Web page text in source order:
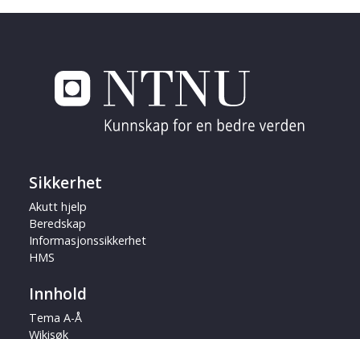
Sikkerhet
Akutt hjelp
Beredskap
Informasjonssikkerhet
HMS
Innhold
Tema A-Å
Wikisøk